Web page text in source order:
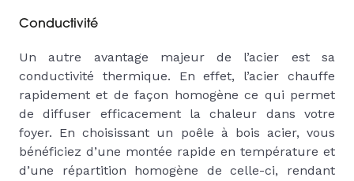
Conductivité
Un autre avantage majeur de l’acier est sa
conductivité thermique. En effet, l’acier chauffe
rapidement et de façon homogène ce qui permet
de diffuser efficacement la chaleur dans votre
foyer. En choisissant un poêle à bois acier, vous
bénéficiez d’une montée rapide en température et
d’une répartition homogène de celle-ci, rendant